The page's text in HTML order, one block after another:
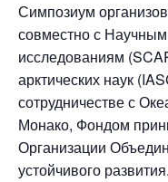
Симпозиум
совместно с Научным
исследованиям
арктических наук
сотрудничестве с
Монако, Фондом
Организации
устойчивого развития.